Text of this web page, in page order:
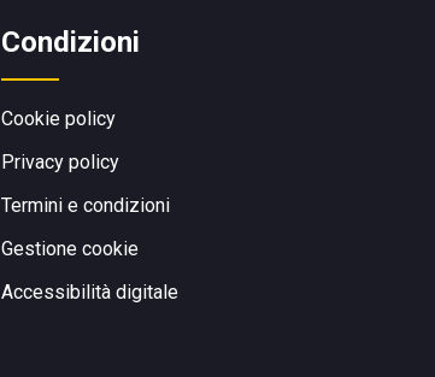
Condizioni
Cookie policy
Privacy policy
Termini e condizioni
Gestione cookie
Accessibilità digitale